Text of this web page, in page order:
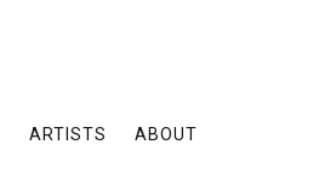
ARTISTS ABOUT